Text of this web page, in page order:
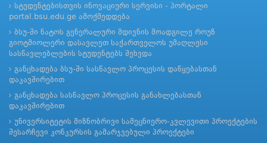
სტუდენტებისთვის ინოვაციური სერვისი - პორტალი
portal.bsu.edu.ge ამოქმედდება
ბსუ-ში ნატოს გენერალური მდივნის მოადგილე როუზ
გიოტმიოლერი დასავლეთ საქართველოს უმაღლესი
სასწავლებლების სტუდენტებს შეხვდა
განცხადება ბსუ-ში სასწავლო პროცესის დაწყებასთან
დაკავშირებით
განცხადება სასწავლო პროცესის განახლებასთან
დაკავშირებით
უნივერსიტეტის მიზნობრივი სამეცნიერო-კვლევითი პროექტების
შესარჩევი კონკურსის გამარჯვებული პროექტები